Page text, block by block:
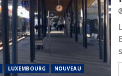
LUXEMBOURG
NOUVEAU